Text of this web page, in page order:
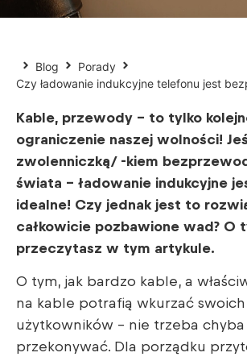
Blog
Porady
Czy ładowanie indukcyjne telefonu jest
Kable, przewody – to tylko
ograniczenie naszej wolności!
zwolenniczką/ -kiem
świata – ładowanie indukcyjne
idealne! Czy jednak jest to
całkowicie pozbawione wad? O
przeczytasz w tym artykule.
O tym, jak bardzo kable, a
na kable potrafią wkurzać swoich
użytkowników – nie trzeba
przekonywać. Dla porządku